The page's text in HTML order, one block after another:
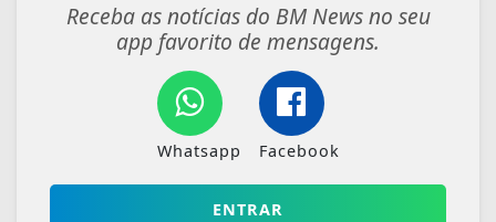
Receba as notícias do BM News no seu
app favorito de mensagens.
Whatsapp Facebook
ENTRAR